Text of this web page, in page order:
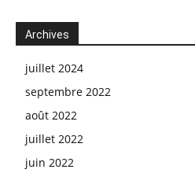
Archives
juillet 2024
septembre 2022
août 2022
juillet 2022
juin 2022